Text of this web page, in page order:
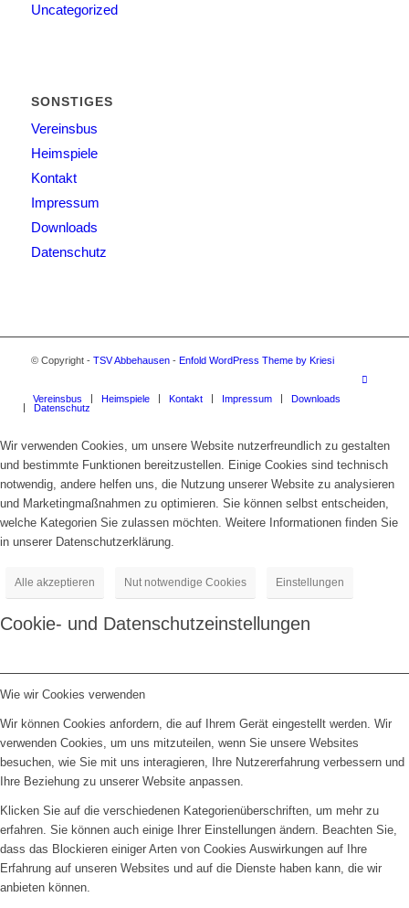
Uncategorized
SONSTIGES
Vereinsbus
Heimspiele
Kontakt
Impressum
Downloads
Datenschutz
© Copyright - TSV Abbehausen- Enfold WordPress Theme by Kriesi
Vereinsbus Heimspiele Kontakt Impressum
Downloads
Datenschutz
Wir verwenden Cookies, um unsere Website nutzerfreundlich zu gestalten
und bestimmte Funktionen bereitzustellen. Einige Cookies sind technisch
notwendig, andere helfen uns, die Nutzung unserer Website zu analysieren
und Marketingmaßnahmen zu optimieren. Sie können selbst entscheiden,
welche Kategorien Sie zulassen möchten. Weitere Informationen finden Sie
in unserer Datenschutzerklärung.
Alle akzeptieren Nut notwendige Cookies Einstellungen
Cookie- und Datenschutzeinstellungen
Wie wir Cookies verwenden
Wir können Cookies anfordern, die auf Ihrem Gerät eingestellt werden. Wir
verwenden Cookies, um uns mitzuteilen, wenn Sie unsere Websites
besuchen, wie Sie mit uns interagieren, Ihre Nutzererfahrung verbessern und
Ihre Beziehung zu unserer Website anpassen.
Klicken Sie auf die verschiedenen Kategorienüberschriften, um mehr zu
erfahren. Sie können auch einige Ihrer Einstellungen ändern. Beachten Sie,
dass das Blockieren einiger Arten von Cookies Auswirkungen auf Ihre
Erfahrung auf unseren Websites und auf die Dienste haben kann, die wir
anbieten können.